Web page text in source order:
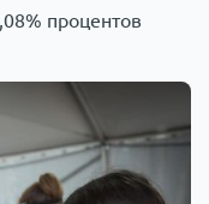
процентов